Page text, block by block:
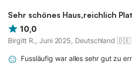
Sehr schönes Haus,reichlich
10,0
Birgitt R., Juni 2025, Deutschland 🇩🇪
Fussläufig war alles sehr gut zu